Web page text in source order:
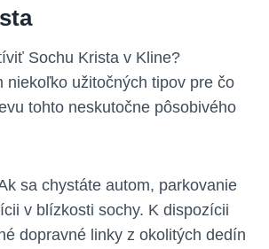
Sochu Krista v Kline?
niekoľko užitočných tipov pre čo
tohto neskutočne pôsobivého
sa chystáte autom, parkovanie
v blízkosti sochy. K dispozícii
dopravné linky z okolitých dedín